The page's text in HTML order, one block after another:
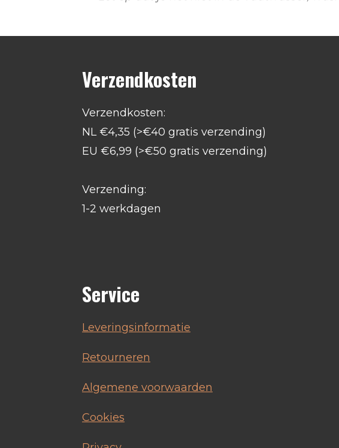
Verzendkosten
Verzendkosten:
NL €4,35 (>€40 gratis verzending)
EU €6,99 (>€50 gratis verzending)
Verzending:
1-2 werkdagen
Service
Leveringsinformatie
Retourneren
Algemene voorwaarden
Cookies